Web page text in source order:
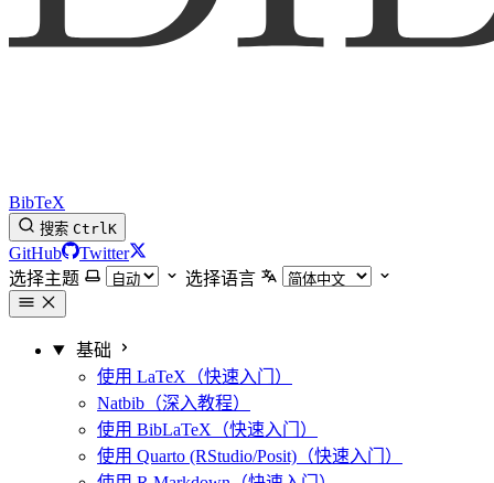
BibTeX
搜索 CtrlK
GitHub
Twitter
选择主题
选择语言
基础
使用 LaTeX（快速入门）
Natbib（深入教程）
使用 BibLaTeX（快速入门）
使用 Quarto (RStudio/Posit)（快速入门）